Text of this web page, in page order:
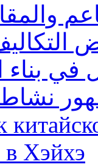
بناء
в Хэйхэ